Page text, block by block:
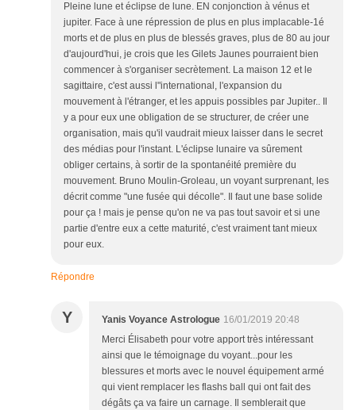
Pleine lune et éclipse de lune. EN conjonction à vénus et
jupiter. Face à une répression de plus en plus implacable-1é
morts et de plus en plus de blessés graves, plus de 80 au jour
d'aujourd'hui, je crois que les Gilets Jaunes pourraient bien
commencer à s'organiser secrètement. La maison 12 et le
sagittaire, c'est aussi l"international, l'expansion du
mouvement à l'étranger, et les appuis possibles par Jupiter.. Il
y a pour eux une obligation de se structurer, de créer une
organisation, mais qu'il vaudrait mieux laisser dans le secret
des médias pour l'instant. L'éclipse lunaire va sûrement
obliger certains, à sortir de la spontanéité première du
mouvement. Bruno Moulin-Groleau, un voyant surprenant, les
décrit comme "une fusée qui décolle". Il faut une base solide
pour ça ! mais je pense qu'on ne va pas tout savoir et si une
partie d'entre eux a cette maturité, c'est vraiment tant mieux
pour eux.
Répondre
Y Yanis Voyance Astrologue 16/01/2019 20:48
Merci Élisabeth pour votre apport très intéressant
ainsi que le témoignage du voyant...pour les
blessures et morts avec le nouvel équipement armé
qui vient remplacer les flashs ball qui ont fait des
dégâts ça va faire un carnage. Il semblerait que